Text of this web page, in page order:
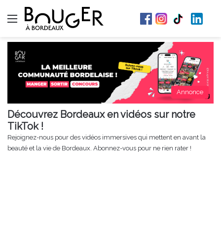
Menu
Annonce
Découvrez Bordeaux en vidéos sur notre
TikTok !
Rejoignez-nous pour des vidéos immersives qui mettent en avant la
beauté et la vie de Bordeaux. Abonnez-vous pour ne rien rater !